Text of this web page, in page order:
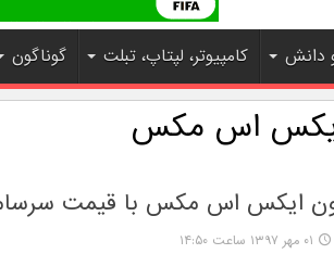
دانش کامپیوتر، لپتاپ، تبلت گوناگون
اس مکس
ایکس اس مکس با قیمت
۰۱ مهر ۱۳۹۷ ساعت ۱۴:۵۰